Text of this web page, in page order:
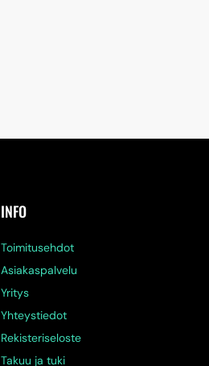
INFO
Toimitusehdot
Asiakaspalvelu
Yritys
Yhteystiedot
Rekisteriseloste
Takuu ja tuki